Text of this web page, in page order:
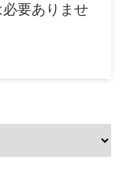
要ありませ